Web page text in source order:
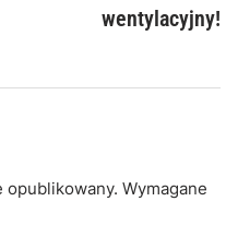
wentylacyjny!
opublikowany. Wymagane